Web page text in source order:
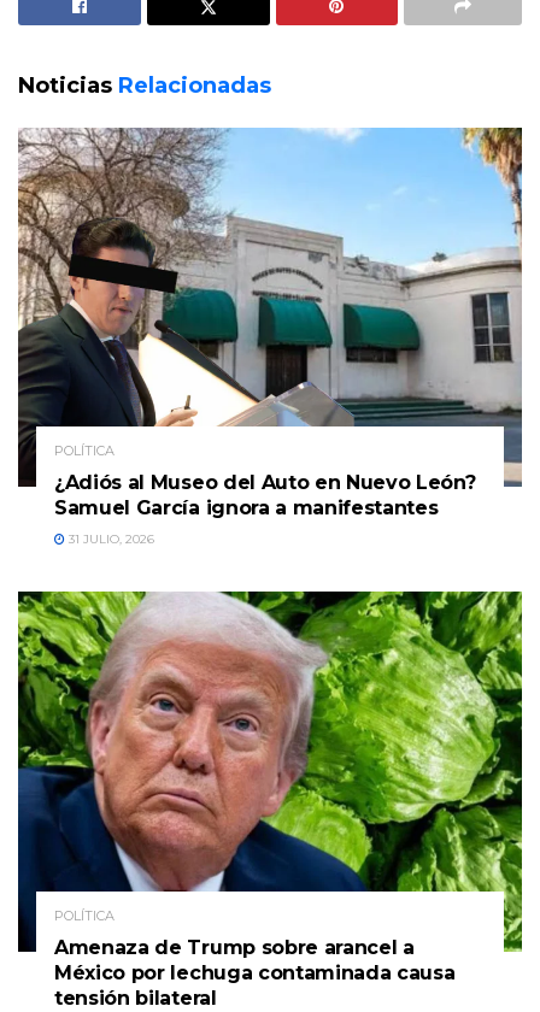
Noticias Relacionadas
POLÍTICA
¿Adiós al Museo del Auto en Nuevo León?
Samuel García ignora a manifestantes
31 JULIO, 2026
POLÍTICA
Amenaza de Trump sobre arancel a
México por lechuga contaminada causa
tensión bilateral